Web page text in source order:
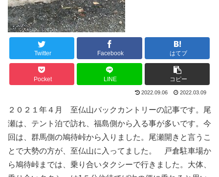
Twitter Facebook はてブ
Pocket LINE コピー
2022.09.06 2022.03.09
２０２１年４月 至仏山バックカントリーの記事です。尾
瀬は、テント泊で訪れ、福島側から入る事が多いです。今
回は、群馬側の鳩待峠から入りました。尾瀬開きと言うこ
とで大勢の方が、至仏山に入ってました。 戸倉駐車場か
ら鳩待峠までは、乗り合いタクシーで行きました。大体、